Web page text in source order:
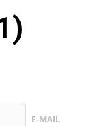
E-MAIL